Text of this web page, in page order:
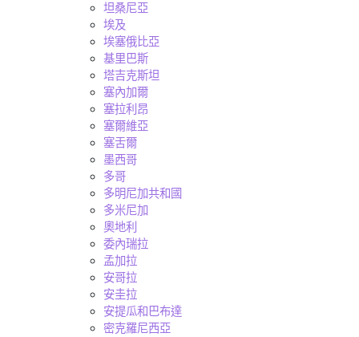
坦桑尼亞
埃及
埃塞俄比亞
基里巴斯
塔吉克斯坦
塞內加爾
塞拉利昂
塞爾維亞
塞舌爾
墨西哥
多哥
多明尼加共和國
多米尼加
奧地利
委內瑞拉
孟加拉
安哥拉
安圭拉
安提瓜和巴布達
密克羅尼西亞